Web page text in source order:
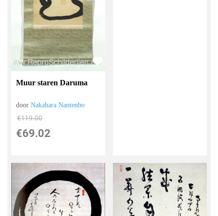
Muur staren Daruma
doorNakahara Nantenbo
€119.00
€69.02